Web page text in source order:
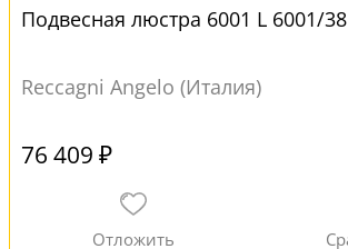
Подвесная люстра 6001 L 6001/38
Reccagni Angelo (Италия)
76 409 ₽